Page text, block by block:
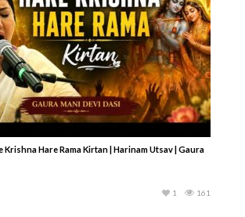
Hare Rama Kirtan | Harinam Utsav | Gaura
161
1